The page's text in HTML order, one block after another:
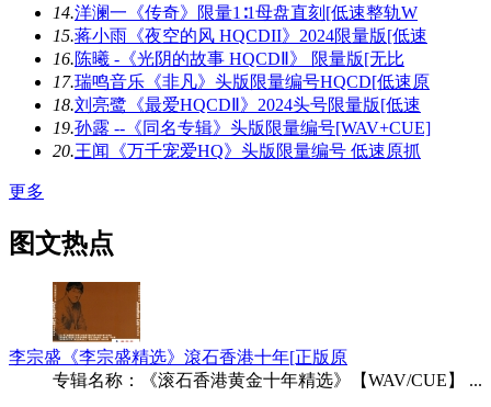
14.洋澜一《传奇》限量1∶1母盘直刻[低速整轨W
15.蒋小雨《夜空的风 HQCDII》2024限量版[低速
16.陈曦 -《光阴的故事 HQCDⅡ》 限量版[无比
17.瑞鸣音乐《非凡》头版限量编号HQCD[低速原
18.刘亮鹭《最爱HQCDⅡ》2024头号限量版[低速
19.孙露 --《同名专辑》头版限量编号[WAV+CUE]
20.王闻《万千宠爱HQ》头版限量编号 低速原抓
更多
图文热点
李宗盛《李宗盛精选》滾石香港十年[正版原
专辑名称：《滚石香港黄金十年精选》【WAV/CUE】 ...